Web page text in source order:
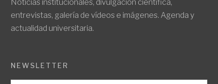
Noticias institucionales, divulgación científica,
entrevistas, galería de vídeos e imágenes. Agenda y
actualidad universitaria.
NEWSLETTER